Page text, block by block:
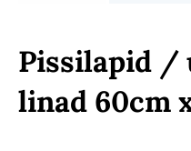
Pissilapid /
linad 60cm